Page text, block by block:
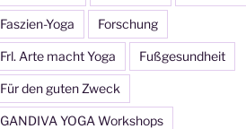
Faszien-Yoga Forschung
Frl. Arte macht Yoga Fußgesundheit
Für den guten Zweck
GANDIVA YOGA Workshops